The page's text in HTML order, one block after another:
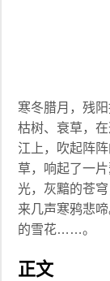
寒冬腊月，残
枯树、衰草，
江上，吹起阵
草，响起了一
光，灰黯的苍
来几声寒鸦悲
的雪花……。
正文